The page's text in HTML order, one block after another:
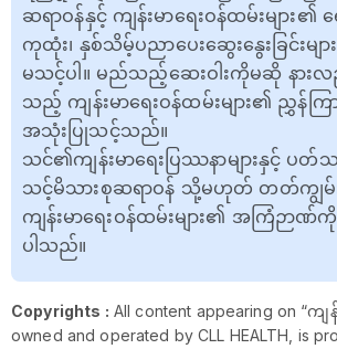
ဆရာဝန်နှင့် ကျန်းမာရေးဝန်ထမ်းများ၏ ရေ
ကုထုံး၊ နှစ်သိမ့်ပညာပေးဆွေးနွေးခြင်းမျ
မသင့်ပါ။ မည်သည့်ဆေးဝါးကိုမဆို နား
သည့် ကျန်းမာရေးဝန်ထမ်းများ၏ ညွှန်ကြ
အသုံးပြုသင့်သည်။
သင်၏ကျန်းမာရေးပြဿနာများနှင့်
သင့်မိသားစုဆရာဝန် သို့မဟုတ် တတ်ကျွမ်
ကျန်းမာရေးဝန်ထမ်းများ၏ အကြံဉာ
ပါသည်။
Copyrights : All content appearing on “က
owned and operated by CLL HEALTH, is